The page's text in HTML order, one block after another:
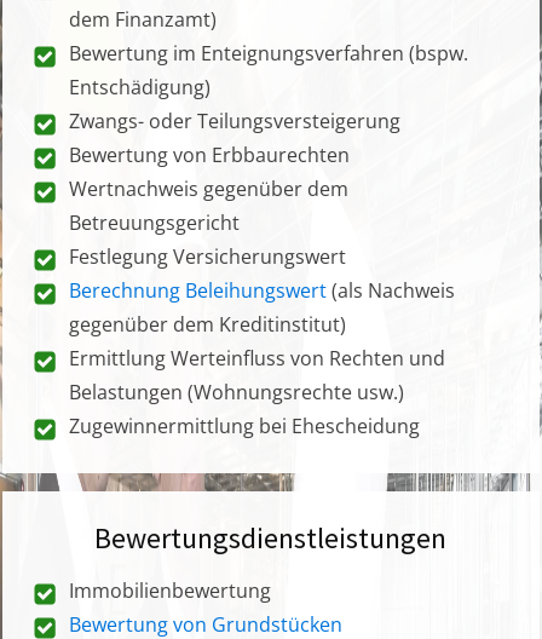
dem Finanzamt)
Bewertung im Enteignungsverfahren (bspw.
Entschädigung)
Zwangs- oder Teilungsversteigerung
Bewertung von Erbbaurechten
Wertnachweis gegenüber dem
Betreuungsgericht
Festlegung Versicherungswert
Berechnung Beleihungswert(als Nachweis
gegenüber dem Kreditinstitut)
Ermittlung Werteinfluss von Rechten und
Belastungen (Wohnungsrechte usw.)
Zugewinnermittlung bei Ehescheidung
Bewertungsdienstleistungen
Immobilienbewertung
Bewertung von Grundstücken